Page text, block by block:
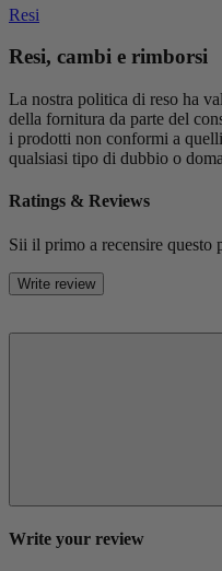
Resi
Resi, cambi e rimborsi
La nostra politica di reso ha
della fornitura da parte del
i prodotti non conformi a
qualsiasi tipo di dubbio o
Ratings & Reviews
Sii il primo a recensire questo
Write review
Write your review